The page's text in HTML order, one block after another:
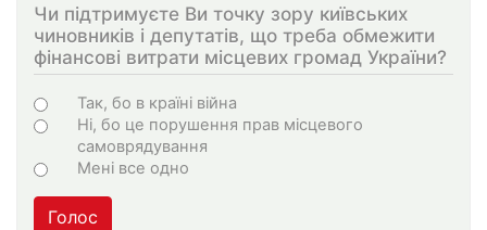
Чи підтримуєте Ви точку зору київських
чиновників і депутатів, що треба обмежити
фінансові витрати місцевих громад України?
Choices
Так, бо в країні війна
Ні, бо це порушення прав місцевого
самоврядування
Мені все одно
Голос